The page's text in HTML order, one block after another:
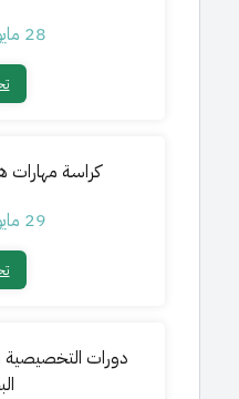
28 مايو 2023م
كراسة
29 مايو 2023م
دورات التخصيصية